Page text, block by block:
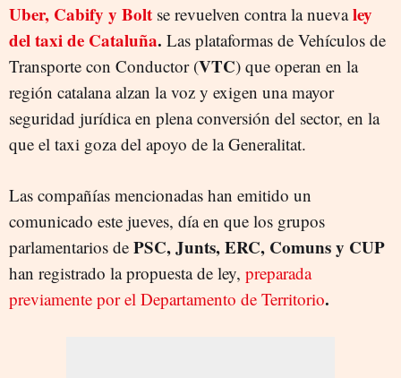
Uber, Cabify y Bolt se revuelven contra la nuevaley
del taxi de Cataluña. Las plataformas de Vehículos de
Transporte con Conductor (VTC) que operan en la
región catalana alzan la voz y exigen una mayor
seguridad jurídica en plena conversión del sector, en la
que el taxi goza del apoyo de la Generalitat.
Las compañías mencionadas han emitido un
comunicado este jueves, día en que los grupos
parlamentarios de PSC, Junts, ERC, Comuns y CUP
han registrado la propuesta de ley, preparada
previamente por el Departamento de Territorio.